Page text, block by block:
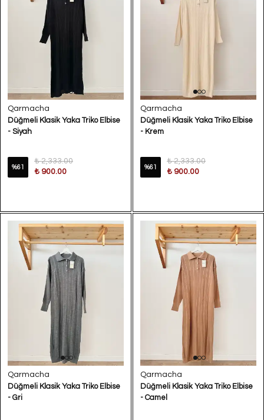
Qarmacha
Düğmeli Klasik Yaka Triko Elbise
- Siyah
%61
₺ 2,333.00
₺ 900.00
Qarmacha
Düğmeli Klasik Yaka Triko Elbise
- Krem
%61
₺ 2,333.00
₺ 900.00
Qarmacha
Düğmeli Klasik Yaka Triko Elbise
- Gri
Qarmacha
Düğmeli Klasik Yaka Triko Elbise
- Camel